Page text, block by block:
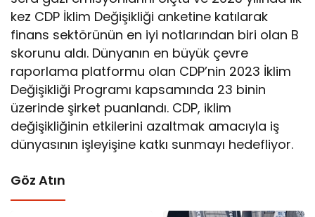
kez CDP İklim Değişikliği anketine katılarak
finans sektörünün en iyi notlarından biri olan B
skorunu aldı. Dünyanın en büyük çevre
raporlama platformu olan CDP’nin 2023 İklim
Değişikliği Programı kapsamında 23 binin
üzerinde şirket puanlandı. CDP, iklim
değişikliğinin etkilerini azaltmak amacıyla iş
dünyasının işleyişine katkı sunmayı hedefliyor.
Göz Atın